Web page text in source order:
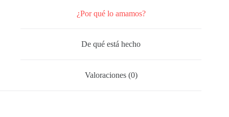
¿Por qué lo amamos?
De qué está hecho
Valoraciones (0)